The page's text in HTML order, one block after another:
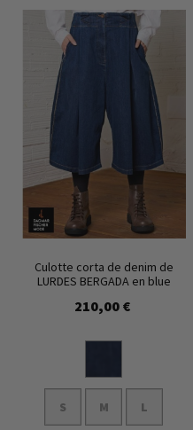
Culotte corta de denim de
LURDES BERGADA en blue
210,00 €
S M L